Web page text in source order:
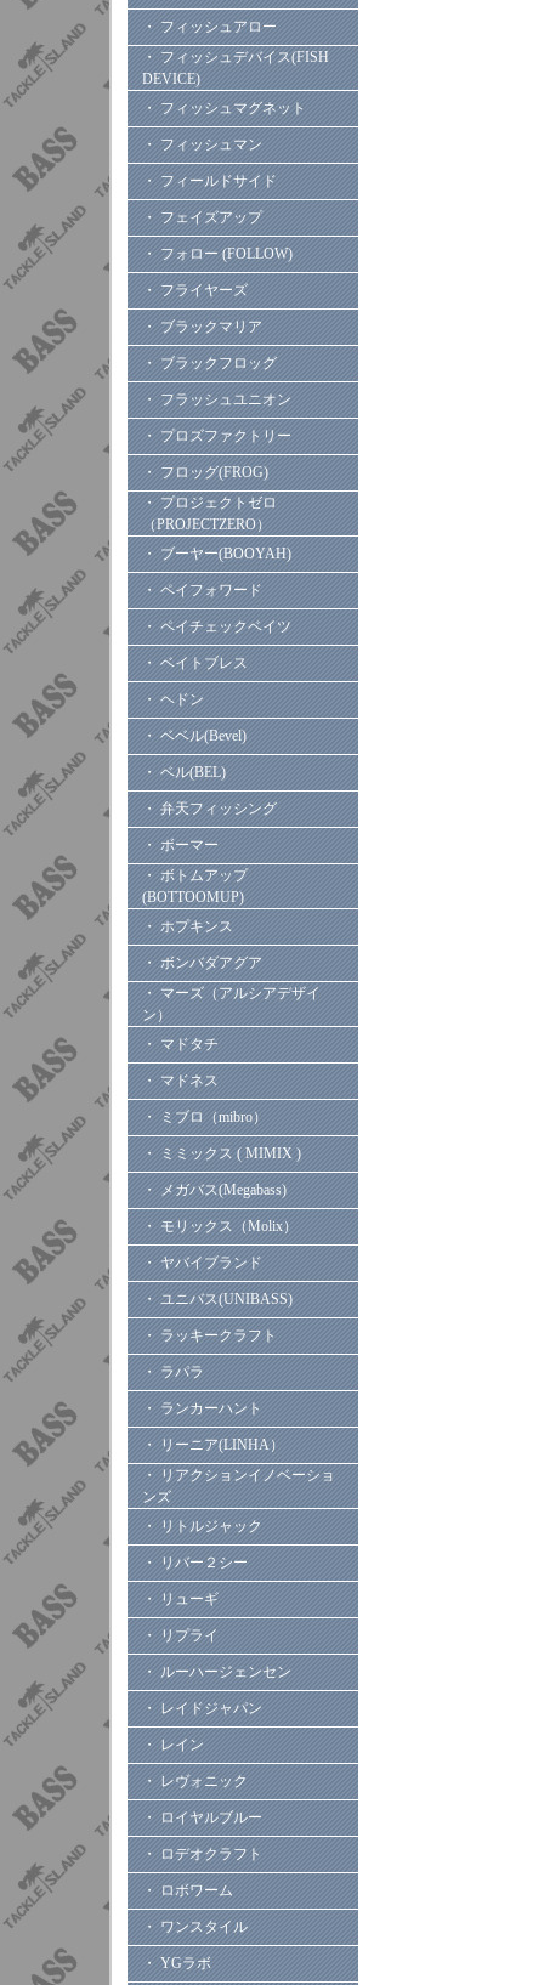
・ フィッシュアロー
・ フィッシュデバイス(FISH
DEVICE)
・ フィッシュマグネット
・ フィッシュマン
・ フィールドサイド
・ フェイズアップ
・ フォロー (FOLLOW)
・ フライヤーズ
・ ブラックマリア
・ ブラックフロッグ
・ フラッシュユニオン
・ プロズファクトリー
・ フロッグ(FROG)
・ プロジェクトゼロ
（PROJECTZERO）
・ ブーヤー(BOOYAH)
・ ペイフォワード
・ ペイチェックベイツ
・ ベイトブレス
・ ヘドン
・ ベベル(Bevel)
・ ベル(BEL)
・ 弁天フィッシング
・ ボーマー
・ ボトムアップ
(BOTTOOMUP)
・ ホプキンス
・ ボンバダアグア
・ マーズ（アルシアデザイ
ン）
・ マドタチ
・ マドネス
・ ミブロ（mibro）
・ ミミックス ( MIMIX )
・ メガバス(Megabass)
・ モリックス（Molix）
・ ヤバイブランド
・ ユニバス(UNIBASS)
・ ラッキークラフト
・ ラパラ
・ ランカーハント
・ リーニア(LINHA）
・ リアクションイノベーショ
ンズ
・ リトルジャック
・ リバー２シー
・ リューギ
・ リプライ
・ ルーハージェンセン
・ レイドジャパン
・ レイン
・ レヴォニック
・ ロイヤルブルー
・ ロデオクラフト
・ ロボワーム
・ ワンスタイル
・ YGラボ